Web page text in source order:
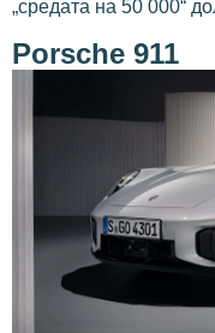
„средата на 50 000“
Porsche 911